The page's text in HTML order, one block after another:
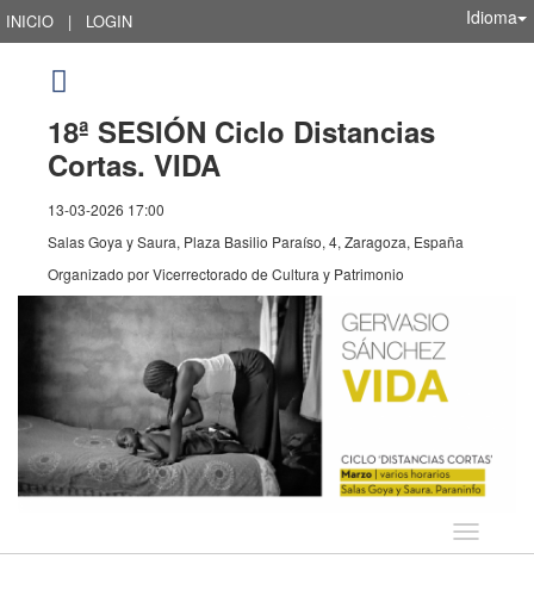
INICIO | LOGIN Idioma
18ª SESIÓN Ciclo Distancias
Cortas. VIDA
13-03-2026 17:00
Salas Goya y Saura, Plaza Basilio Paraíso, 4, Zaragoza, España
Organizado porVicerrectorado de Cultura y Patrimonio
Idioma